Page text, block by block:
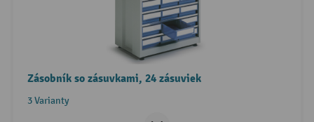
Zásobník so zásuvkami, 24 zásuviek
3 Varianty